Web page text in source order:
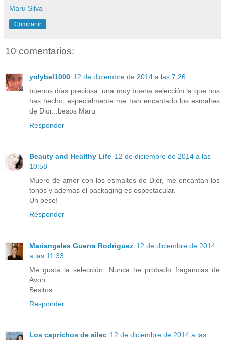
Maru Silva
Compartir
10 comentarios:
yolybel1000 12 de diciembre de 2014 a las 7:26
buenos días preciosa, una muy buena selección la que nos
has hecho, especialmente me han encantado los esmaltes
de Dior...besos Maru
Responder
Beauty and Healthy Life 12 de diciembre de 2014 a las
10:58
Muero de amor con los esmaltes de Dior, me encantan los
tonos y además el packaging es espectacular.
Un beso!
Responder
Mariangeles Guerra Rodriguez 12 de diciembre de 2014
a las 11:33
Me gusta la selección. Nunca he probado fragancias de
Avon.
Besitos
Responder
Los caprichos de ailec 12 de diciembre de 2014 a las